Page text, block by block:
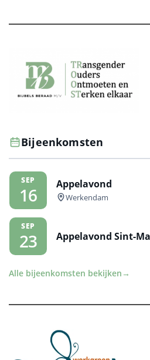
Bijeenkomsten
SEP
16
Appelavond
Werkendam
SEP
23 Appelavond Sint-
Alle bijeenkomsten bekijken →